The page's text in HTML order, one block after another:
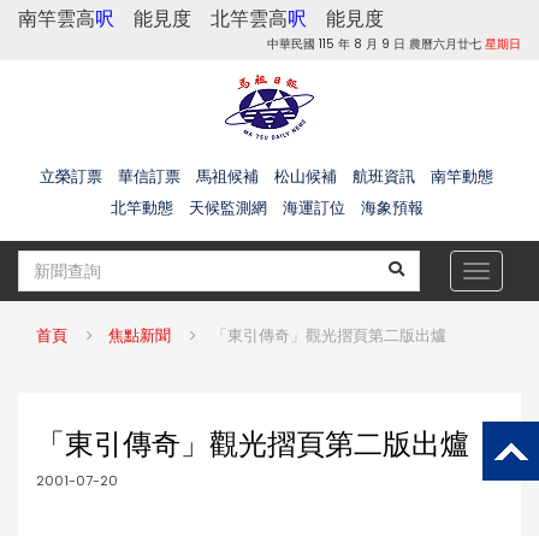
南竿雲高呎 能見度 北竿雲高呎 能見度
中華民國 115 年 8 月 9 日 農曆六月廿七 星期日
立榮訂票 華信訂票 馬祖候補 松山候補 航班資訊
南竿動態
北竿動態
天候監測網 海運訂位 海象預報
Toggle
首頁 焦點新聞 「東引傳奇」觀光摺頁第二版出爐
「東引傳奇」觀光摺頁第二版出爐
2001-07-20